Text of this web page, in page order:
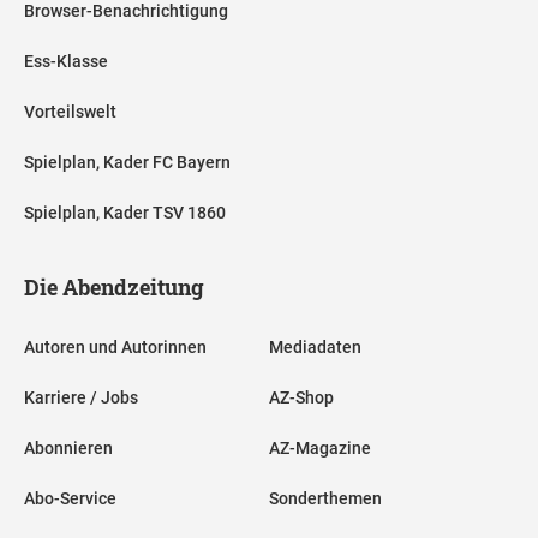
Browser-Benachrichtigung
Ess-Klasse
Vorteilswelt
Spielplan, Kader FC Bayern
Spielplan, Kader TSV 1860
Die Abendzeitung
Autoren und Autorinnen
Karriere / Jobs
Abonnieren
Abo-Service
Mediadaten
AZ-Shop
AZ-Magazine
Sonderthemen